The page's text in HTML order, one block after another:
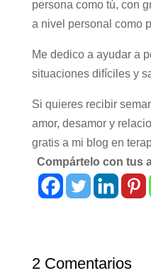
persona como tú, con
a nivel personal como
Me dedico a ayudar a
situaciones difíciles y
Si quieres recibir
amor, desamor y
gratis a mi blog en
Compártelo con tus
2 Comentarios